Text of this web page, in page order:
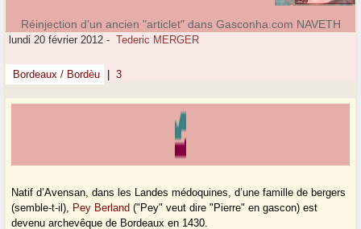
Réinjection d’un ancien "articlet" dans Gasconha.com NAVETH
lundi 20 février 2012 - Tederic MERGER
Bordeaux / Bordèu 3
Natif d’Avensan, dans les Landes médoquines, d’une famille de bergers
(semble-t-il), Pey Berland ("Pey" veut dire "Pierre" en gascon) est
devenu archevêque de Bordeaux en 1430.